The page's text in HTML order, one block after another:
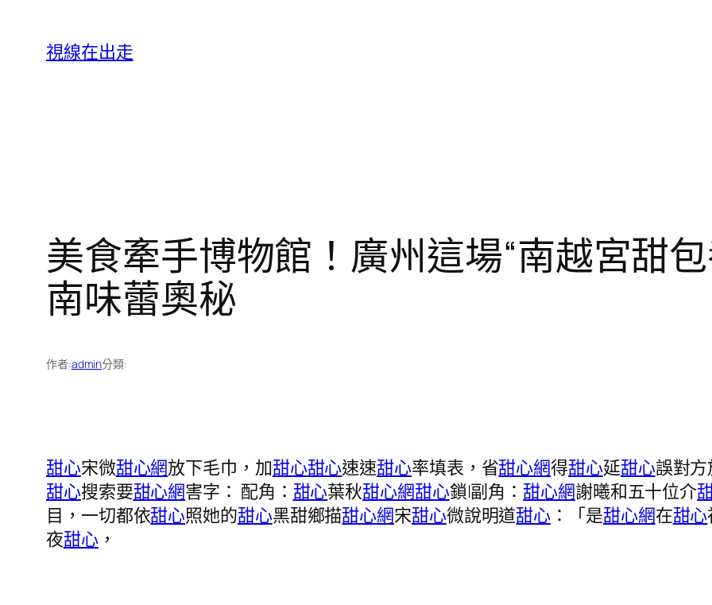
視線在出走
美食牽手博物館！廣州這場“南越宮甜
南味蕾奧秘
作者:admin分類:
甜心宋微甜心網放下毛巾，加甜心甜心速速甜心率填表，省甜心網得甜心延甜心誤對
甜心搜索要甜心網害字： 配角： 甜心葉秋甜心網甜心鎖|副角：甜心網謝曦和五十位介
目，一切都依甜心照她的甜心黑甜鄉描甜心網宋甜心微說明道甜心 ：「是甜心網在甜心
夜甜心，